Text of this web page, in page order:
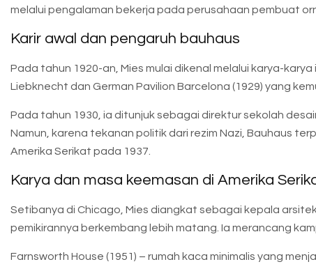
melalui pengalaman bekerja pada perusahaan pembuat
Karir awal dan pengaruh bauhaus
Pada tahun 1920-an, Mies mulai dikenal melalui karya-
Liebknecht dan German Pavilion Barcelona (1929) yang
Pada tahun 1930, ia ditunjuk sebagai direktur sekolah
Namun, karena tekanan politik dari rezim Nazi, Bauhaus
Amerika Serikat pada 1937.
Karya dan masa keemasan di Amerika
Setibanya di Chicago, Mies diangkat sebagai kepala
pemikirannya berkembang lebih matang. Ia merancang
Farnsworth House (1951) – rumah kaca minimalis yang